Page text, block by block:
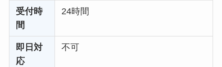
受付時
間
24時間
即日対
応
不可